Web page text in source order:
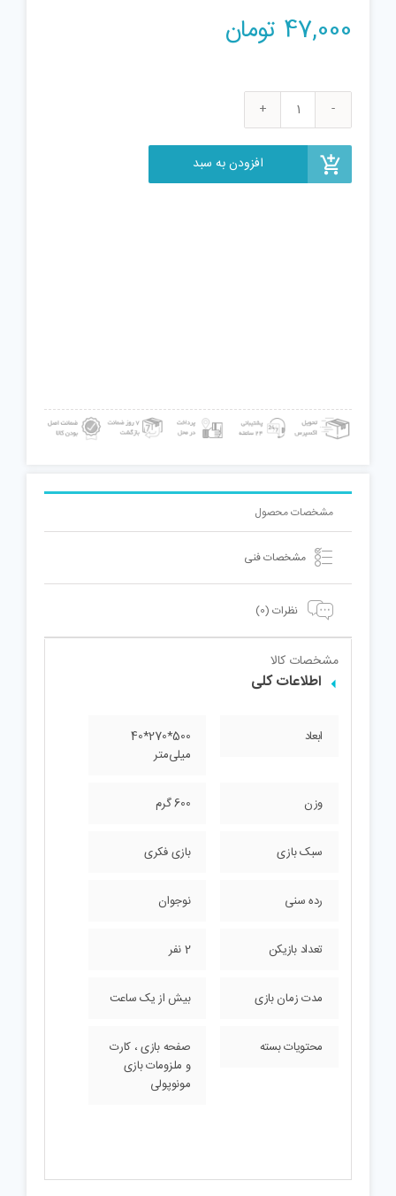
47,000 تومان
بازی
مونوپولی
مدل
افزودن به سبد
مشخصات محصول
مشخصات فنی
نظرات (0)
مشخصات کالا
اطلاعات کلی
ابعاد
500*270*40
میلی‌متر
وزن 600 گرم
سبک بازی بازی فکری
رده سنی نوجوان
تعداد بازیکن 2 نفر
مدت زمان بازی بیش از یک ساعت
محتویات بسته
صفحه بازی ، کارت
و ملزومات بازی
مونوپولی